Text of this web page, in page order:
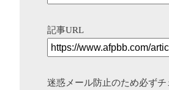
記事URL
迷惑メール防止のため必ず